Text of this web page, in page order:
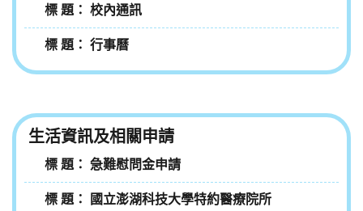
校內通訊
行事曆
生活資訊及相關申請
急難慰問金申請
國立澎湖科技大學特約醫療院所